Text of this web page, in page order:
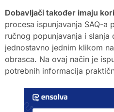
Dobavljači također imaju
procesa ispunjavanja SAQ-a
ručnog popunjavanja i slanja
jednostavno jednim klikom
obrasca. Na ovaj način je
potrebnih informacija